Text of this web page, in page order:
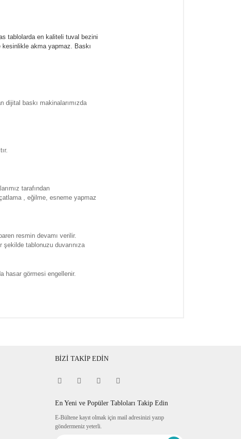
tablolarda en kaliteli tuval bezini
akma yapmaz. Baskı
dijital baskı makinalarımızda
tarafından
, eğilme, esneme yapmaz
resmin devamı verilir.
tablonuzu duvarınıza
hasar görmesi engellenir.
BİZİ TAKİP EDİN
En Yeni ve Popüler Tabloları Takip Edin
E-Bültene kayıt olmak için mail adresinizi yazıp
göndermeniz yeterli.